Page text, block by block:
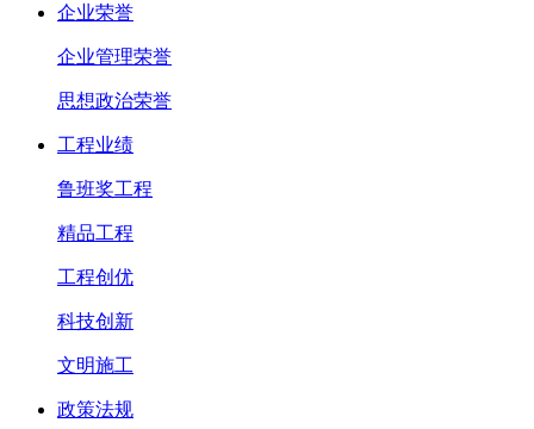
企业荣誉
企业管理荣誉
思想政治荣誉
工程业绩
鲁班奖工程
精品工程
工程创优
科技创新
文明施工
政策法规